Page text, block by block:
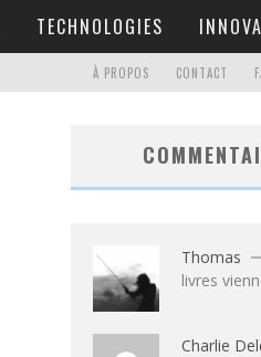
TECHNOLOGIES
À PROPOS CONTACT
Thomas
livres
Charlie